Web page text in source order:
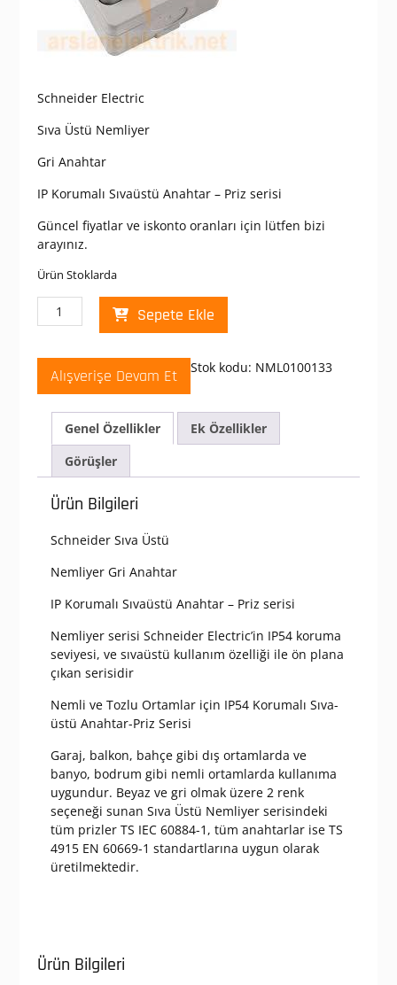
Schneider Electric
Sıva Üstü Nemliyer
Gri Anahtar
IP Korumalı Sıvaüstü Anahtar – Priz serisi
Güncel fiyatlar ve iskonto oranları için lütfen bizi
arayınız.
Ürün Stoklarda
Schneider
Electric
Yüzey
Gri
Anahtar
NML0100133
Sepete Ekle
Alışverişe Devam Et Stok kodu: NML0100133
Genel Özellikler
Ek Özellikler
Görüşler
Ürün Bilgileri
Schneider Sıva Üstü
Nemliyer Gri Anahtar
IP Korumalı Sıvaüstü Anahtar – Priz serisi
Nemliyer serisi Schneider Electric’in IP54 koruma
seviyesi, ve sıvaüstü kullanım özelliği ile ön plana
çıkan serisidir
Nemli ve Tozlu Ortamlar için IP54 Korumalı Sıva-
üstü Anahtar-Priz Serisi
Garaj, balkon, bahçe gibi dış ortamlarda ve
banyo, bodrum gibi nemli ortamlarda kullanıma
uygundur. Beyaz ve gri olmak üzere 2 renk
seçeneği sunan Sıva Üstü Nemliyer serisindeki
tüm prizler TS IEC 60884-1, tüm anahtarlar ise TS
4915 EN 60669-1 standartlarına uygun olarak
üretilmektedir.
Ürün Bilgileri